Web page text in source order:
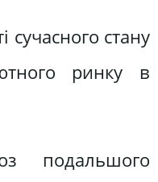
сучасного стану
ринку в
подальшого